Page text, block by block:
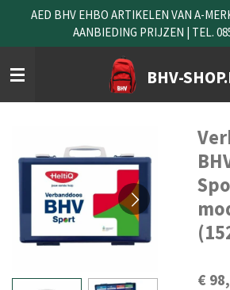
naar
de
hoofdinhoud
BHV-
AED BHV EHBO ARTIKELEN VAN A-
AANBIEDING PRIJZEN | TEL.
€